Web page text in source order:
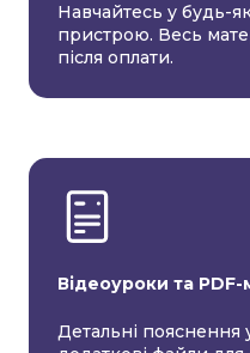
Навчайтесь у будь-
пристрою. Весь
після оплати.
Відеоуроки та PDF-
Детальні пояснення